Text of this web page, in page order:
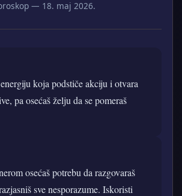
— 18. maj 2026.
koja podstiče akciju i otvara
pa osećaš želju da se pomeraš
osećaš potrebu da razgovaraš
sve nesporazume. Iskoristi